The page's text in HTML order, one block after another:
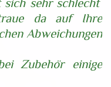
da auf Ihre
Abweichungen
Zubehör einige